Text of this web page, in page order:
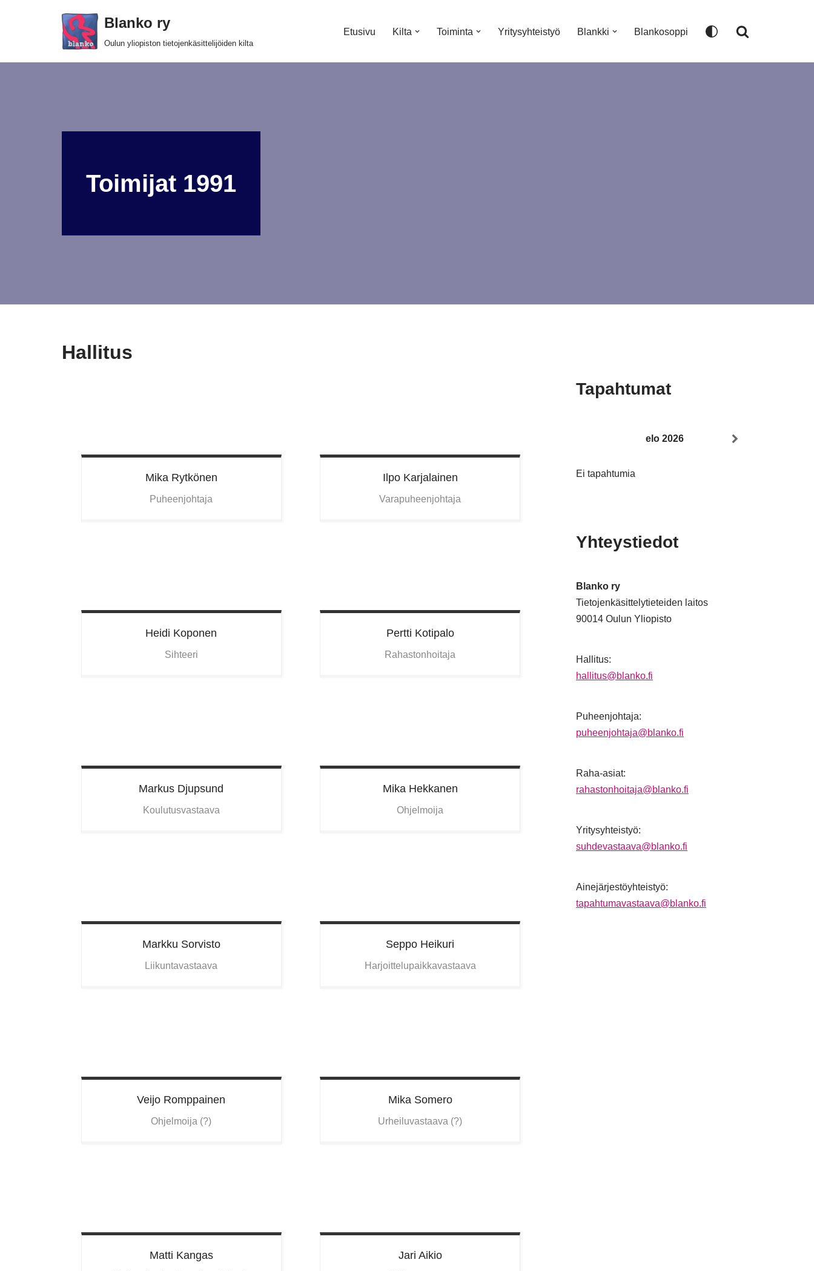
Blanko ry
Oulun yliopiston tietojenkäsittelijöiden kilta
Etusivu Kilta Toiminta Yritysyhteistyö Blankki Blankosoppi
Toimijat 1991
Hallitus
Mika Rytkönen
Puheenjohtaja
Ilpo Karjalainen
Varapuheenjohtaja
Heidi Koponen
Sihteeri
Pertti Kotipalo
Rahastonhoitaja
Markus Djupsund
Koulutusvastaava
Mika Hekkanen
Ohjelmoija
Markku Sorvisto
Liikuntavastaava
Seppo Heikuri
Harjoittelupaikkavastaava
Veijo Romppainen
Ohjelmoija (?)
Mika Somero
Urheiluvastaava (?)
Matti Kangas Jari Aikio
Tapahtumat
elo 2026
Ei tapahtumia
Yhteystiedot
Blanko ry
Tietojenkäsittelytieteiden laitos
90014 Oulun Yliopisto
Hallitus:
hallitus@blanko.fi
Puheenjohtaja:
puheenjohtaja@blanko.fi
Raha-asiat:
rahastonhoitaja@blanko.fi
Yritysyhteistyö:
suhdevastaava@blanko.fi
Ainejärjestöyhteistyö:
tapahtumavastaava@blanko.fi